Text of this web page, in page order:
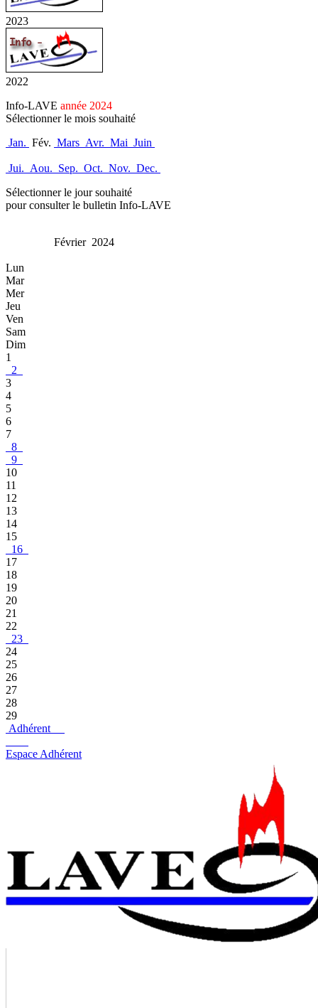
2023
2022
Info-LAVE année 2024
Sélectionner le mois souhaité
Jan. Fév. Mars Avr. Mai Juin
Jui. Aou. Sep. Oct. Nov. Dec.
Sélectionner le jour souhaité
pour consulter le bulletin Info-LAVE
Février 2024
Lun
Mar
Mer
Jeu
Ven
Sam
Dim
1
2
3
4
5
6
7
8
9
10
11
12
13
14
15
16
17
18
19
20
21
22
23
24
25
26
27
28
29
Adhérent
Espace Adhérent